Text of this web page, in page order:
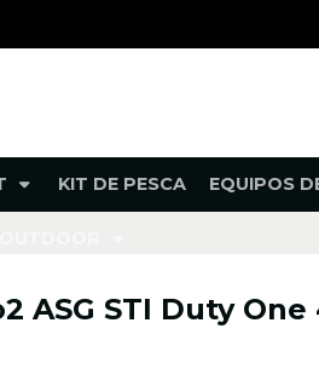
KIT DE PESCA EQUIPOS
ASG STI Duty One